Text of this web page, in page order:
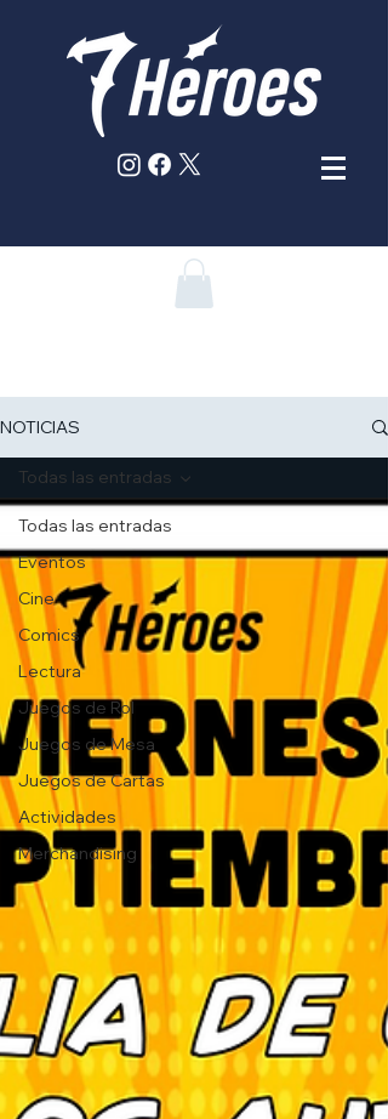
NOTICIAS
Todas las entradas
Eventos
Cine
Comics
Lectura
Juegos de Rol
Juegos de Mesa
Juegos de Cartas
Actividades
Merchandising
Todas las entradas